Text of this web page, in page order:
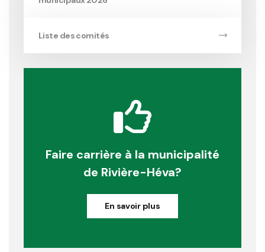
Liste des comités
Faire carrière à la municipalité
de Rivière-Héva?
En savoir plus